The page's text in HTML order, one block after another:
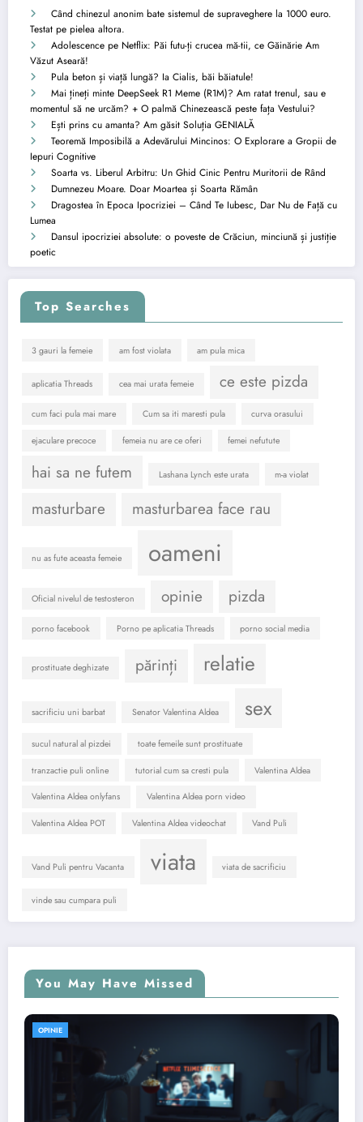
Când chinezul anonim bate sistemul de supraveghere la 1000 euro.
Testat pe pielea altora.
Adolescence pe Netflix: Păi futu-ți crucea mă-tii, ce Găinărie Am
Văzut Aseară!
Pula beton și viață lungă? Ia Cialis, băi băiatule!
Mai țineți minte DeepSeek R1 Meme (R1M)? Am ratat trenul, sau e
momentul să ne urcăm? + O palmă Chinezească peste fața Vestului?
Ești prins cu amanta? Am găsit Soluția GENIALĂ
Teoremă Imposibilă a Adevărului Mincinos: O Explorare a Gropii de
Iepuri Cognitive
Soarta vs. Liberul Arbitru: Un Ghid Cinic Pentru Muritorii de Rând
Dumnezeu Moare. Doar Moartea și Soarta Rămân
Dragostea în Epoca Ipocriziei – Când Te Iubesc, Dar Nu de Față cu
Lumea
Dansul ipocriziei absolute: o poveste de Crăciun, minciună și justiție
poetic
Top Searches
3 gauri la femeie am fost violata am pula mica
aplicatia Threads cea mai urata femeie ce este pizda
cum faci pula mai mare Cum sa iti maresti pula curva orasului
ejaculare precoce femeia nu are ce oferi femei nefutute
hai sa ne futem Lashana Lynch este urata m-a violat
masturbare masturbarea face rau
nu as fute aceasta femeie oameni
Oficial nivelul de testosteron opinie pizda
porno facebook Porno pe aplicatia Threads porno social media
prostituate deghizate părinți relatie
sacrificiu uni barbat Senator Valentina Aldea sex
sucul natural al pizdei toate femeile sunt prostituate
tranzactie puli online tutorial cum sa cresti pula Valentina Aldea
Valentina Aldea onlyfans Valentina Aldea porn video
Valentina Aldea POT Valentina Aldea videochat Vand Puli
Vand Puli pentru Vacanta viata viata de sacrificiu
vinde sau cumpara puli
You May Have Missed